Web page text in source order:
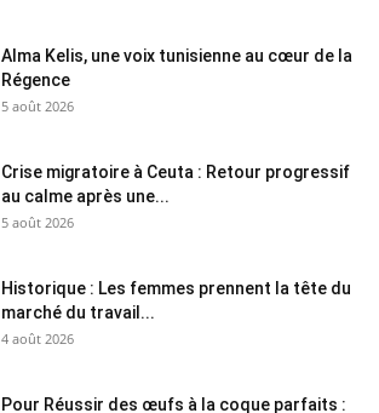
Alma Kelis, une voix tunisienne au cœur de la
Régence
5 août 2026
Crise migratoire à Ceuta : Retour progressif
au calme après une...
5 août 2026
Historique : Les femmes prennent la tête du
marché du travail...
4 août 2026
Pour Réussir des œufs à la coque parfaits :